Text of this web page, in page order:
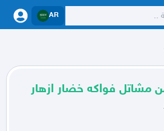
AR
مشاتل فواكه خضار ازهار